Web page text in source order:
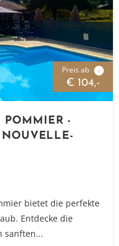
Preis ab i
€ 104,-
-
bietet die perfekte
Entdecke die
sanften...